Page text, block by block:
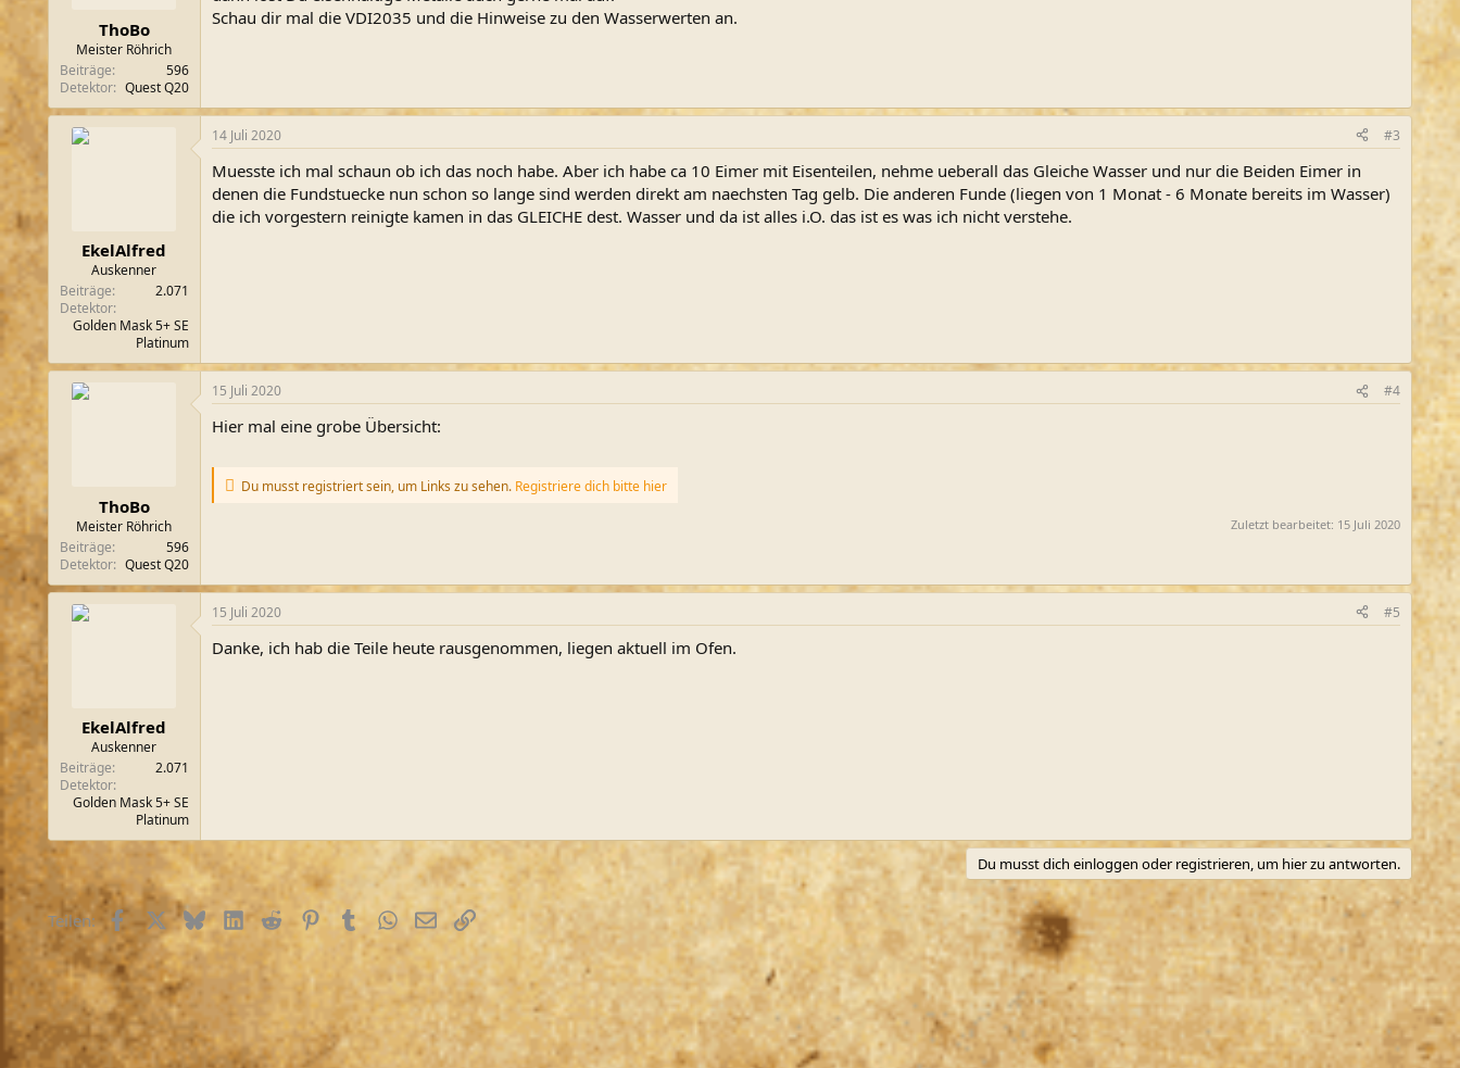
ThoBo
Meister Röhrich
Beiträge
596
Detektor
Quest Q20
Schau dir mal die VDI2035 und die Hinweise zu den Wasserwerten an.
EkelAlfred
Auskenner
Beiträge
2.071
Detektor
Golden Mask 5+ SE
Platinum
14 Juli 2020 #3
Muesste ich mal schaun ob ich das noch habe. Aber ich habe ca 10 Eimer mit Eisenteilen, nehme ueberall das Gleiche Wasser und nur die Beiden Eimer in
denen die Fundstuecke nun schon so lange sind werden direkt am naechsten Tag gelb. Die anderen Funde (liegen von 1 Monat - 6 Monate bereits im Wasser)
die ich vorgestern reinigte kamen in das GLEICHE dest. Wasser und da ist alles i.O. das ist es was ich nicht verstehe.
ThoBo
Meister Röhrich
Beiträge
596
Detektor
Quest Q20
15 Juli 2020 #4
Hier mal eine grobe Übersicht:
Du musst registriert sein, um Links zu sehen. Registriere dich bitte hier
Zuletzt bearbeitet: 15 Juli 2020
EkelAlfred
Auskenner
Beiträge
2.071
Detektor
Golden Mask 5+ SE
Platinum
15 Juli 2020 #5
Danke, ich hab die Teile heute rausgenommen, liegen aktuell im Ofen.
Du musst dich einloggen oder registrieren, um hier zu antworten.
Teilen: FacebookX (Twitter)
BlueskyLinkedInRedditPinterestTumblrWhatsApp
E-MailLink